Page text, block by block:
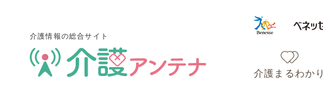
介護情報の総合サイト
介護まるわかり